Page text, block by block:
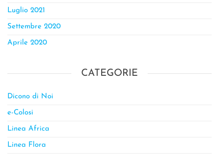
Luglio 2021
Settembre 2020
Aprile 2020
CATEGORIE
Dicono di Noi
e-Colosi
Linea Africa
Linea Flora